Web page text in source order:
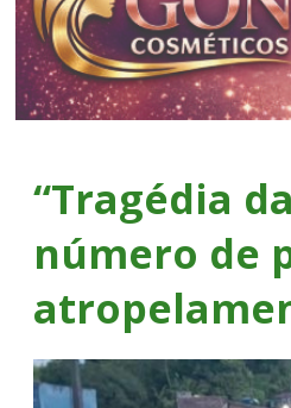
“Tragédia
número de